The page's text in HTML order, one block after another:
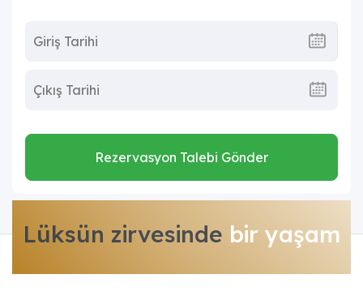
Rezervasyon Talebi Gönder
Lüksün zirvesinde bir yaşam